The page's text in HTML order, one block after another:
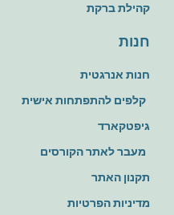
קהילת ברקת
חנות
חנות אנרגטית
קלפים להתפתחות אישית
גיפטקארד
מעבר לאתר הקורסים
תקנון האתר
מדיניות הפרטיות